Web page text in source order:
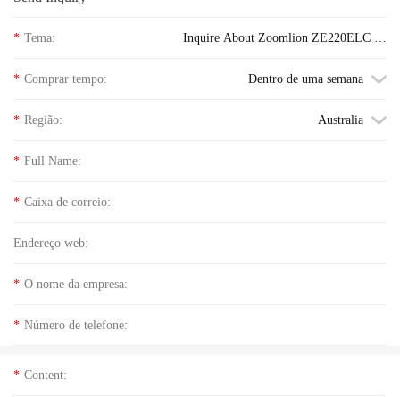
* Tema: Inquire About Zoomlion ZE220ELC Es
cavadeira floor price
* Comprar tempo: Dentro de uma semana
* Região: Australia
* Full Name:
* Caixa de correio:
Endereço web:
* O nome da empresa:
* Número de telefone:
* Content: